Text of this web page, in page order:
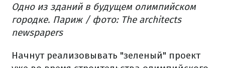
Одно из зданий в будущем олимпийском
городке. Париж / фото: The architects
newspapers
Начнут реализовывать "зеленый" проект